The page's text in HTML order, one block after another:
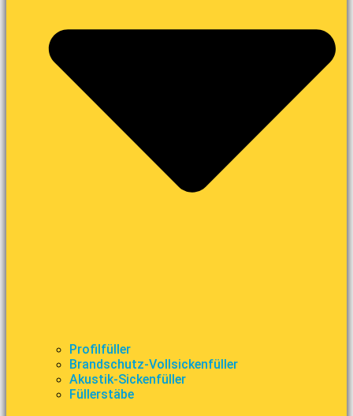
Profilfüller
Brandschutz-Vollsickenfüller
Akustik-Sickenfüller
Füllerstäbe